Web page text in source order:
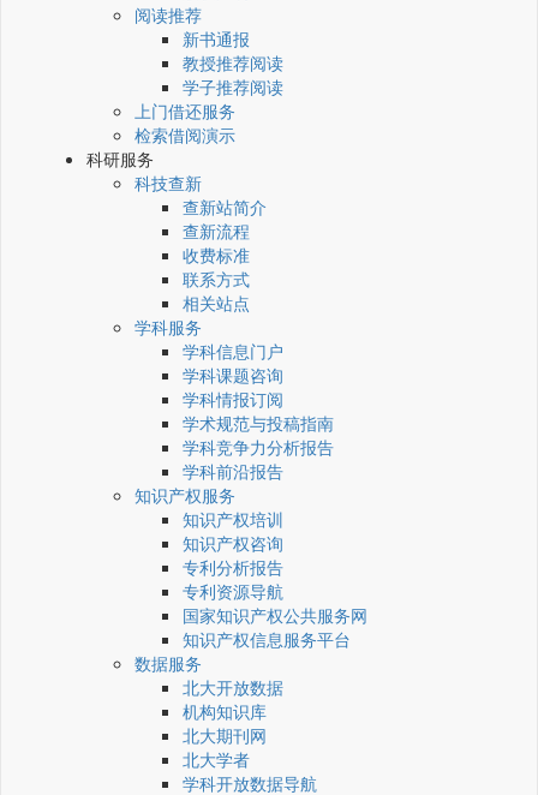
阅读推荐
新书通报
教授推荐阅读
学子推荐阅读
上门借还服务
检索借阅演示
科研服务
科技查新
查新站简介
查新流程
收费标准
联系方式
相关站点
学科服务
学科信息门户
学科课题咨询
学科情报订阅
学术规范与投稿指南
学科竞争力分析报告
学科前沿报告
知识产权服务
知识产权培训
知识产权咨询
专利分析报告
专利资源导航
国家知识产权公共服务网
知识产权信息服务平台
数据服务
北大开放数据
机构知识库
北大期刊网
北大学者
学科开放数据导航